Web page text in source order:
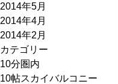
2014年5月
2014年4月
2014年2月
カテゴリー
10分圏内
10帖スカイバルコニー